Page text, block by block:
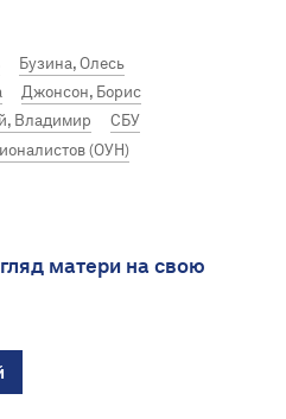
Бузина, Олесь
Джонсон, Борис
Владимир
СБУ
(ОУН)
матери на свою